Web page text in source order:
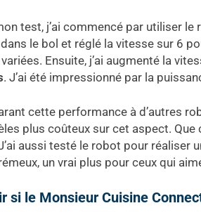
test, j’ai commencé par utiliser
le bol et réglé la vitesse sur 6
Ensuite, j’ai augmenté la
. J’ai été impressionné par la
cette performance à d’autres
plus coûteux sur cet aspect.
aussi testé le robot pour réaliser
un vrai plus pour ceux qui
si le Monsieur Cuisine